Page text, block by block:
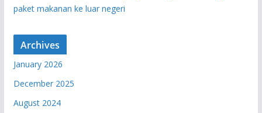
paket makanan ke luar negeri
Archives
January 2026
December 2025
August 2024